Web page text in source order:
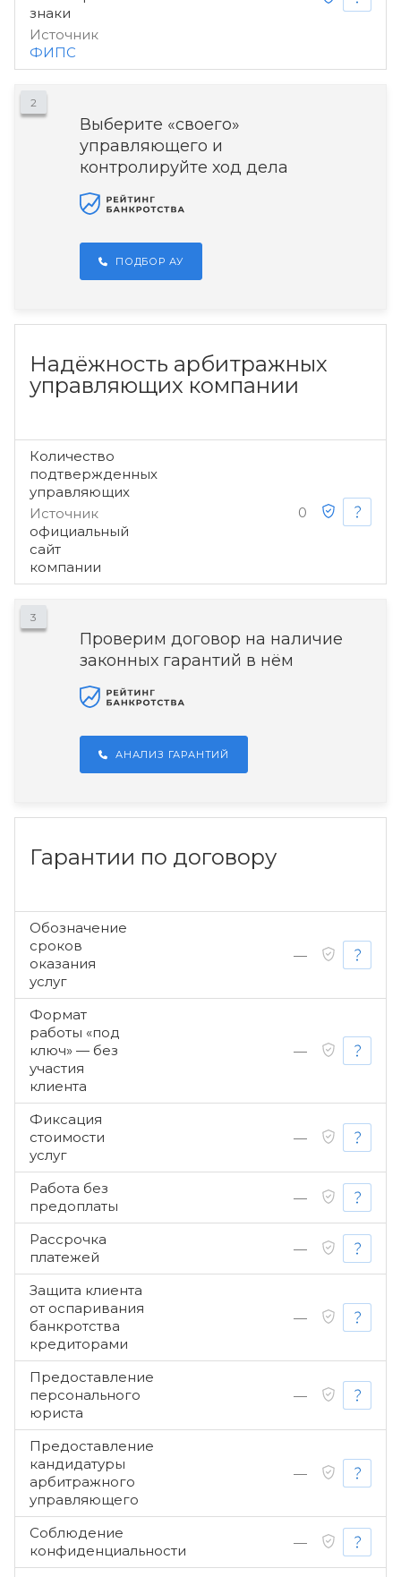
знаки
Источник
ФИПС
2
Выберите «своего»
управляющего и
контролируйте ход дела
ПОДБОР АУ
Надёжность арбитражных
управляющих компании
Количество
подтвержденных
управляющих
Источник
официальный
сайт
компании
0
3
Проверим договор на наличие
законных гарантий в нём
АНАЛИЗ ГАРАНТИЙ
Гарантии по договору
Обозначение
сроков
оказания
услуг
—
Формат
работы «под
ключ» — без
участия
клиента
—
Фиксация
стоимости
услуг
—
Работа без
предоплаты
—
Рассрочка
платежей
—
Защита клиента
от оспаривания
банкротства
кредиторами
—
Предоставление
персонального
юриста
—
Предоставление
кандидатуры
арбитражного
управляющего
—
Соблюдение
конфиденциальности
—